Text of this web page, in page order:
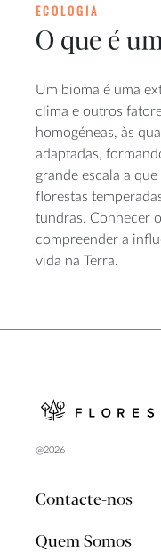
ECOLOGIA
O que é
Um bioma é uma
clima e outros
homogéneas, às
adaptadas,
grande escala a
florestas
tundras. Conhecer
compreender a
vida na Terra.
@2026
Contacte-nos
Quem Somos